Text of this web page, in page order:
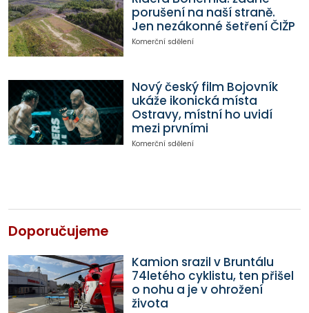
porušení na naší straně.
Jen nezákonné šetření ČIŽP
Komerční sdělení
Nový český film Bojovník
ukáže ikonická místa
Ostravy, místní ho uvidí
mezi prvními
Komerční sdělení
Doporučujeme
Kamion srazil v Bruntálu
74letého cyklistu, ten přišel
o nohu a je v ohrožení
života